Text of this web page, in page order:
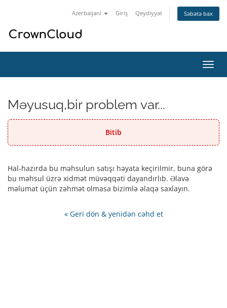
Azerbaijani Giriş Qeydiyyat Səbətə bax
keçid
Məyusuq,bir problem var...
Bitib
Hal-hazırda bu məhsulun satışı həyata keçirilmir, buna görə
bu məhsul üzrə xidmət müvəqqəti dayandırlıb. Əlavə
məlumat üçün zəhmət olmasa bizimlə əlaqə saxlayın.
« Geri dön & yenidən cəhd et